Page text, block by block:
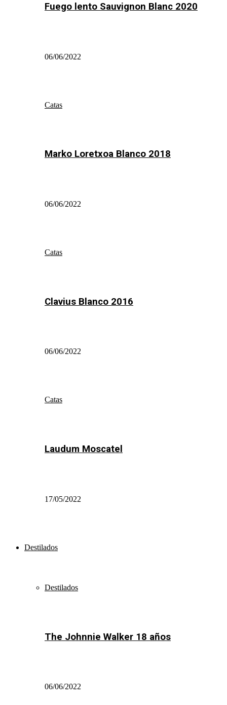
Fuego lento Sauvignon Blanc 2020
06/06/2022
Catas
Marko Loretxoa Blanco 2018
06/06/2022
Catas
Clavius Blanco 2016
06/06/2022
Catas
Laudum Moscatel
17/05/2022
Destilados
Destilados
The Johnnie Walker 18 años
06/06/2022